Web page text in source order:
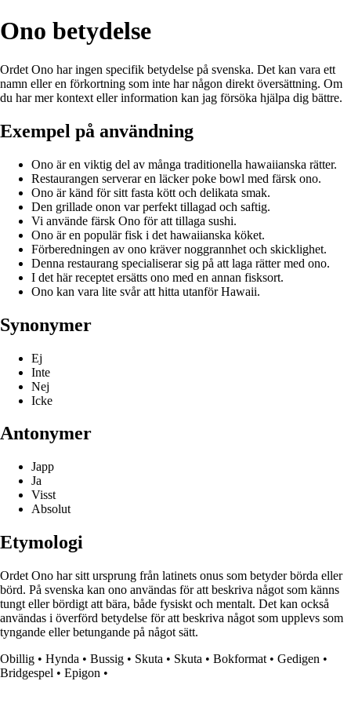
Ono betydelse
Ordet Ono har ingen specifik betydelse på svenska. Det kan vara ett
namn eller en förkortning som inte har någon direkt översättning. Om
du har mer kontext eller information kan jag försöka hjälpa dig bättre.
Exempel på användning
Ono är en viktig del av många traditionella hawaiianska rätter.
Restaurangen serverar en läcker poke bowl med färsk ono.
Ono är känd för sitt fasta kött och delikata smak.
Den grillade onon var perfekt tillagad och saftig.
Vi använde färsk Ono för att tillaga sushi.
Ono är en populär fisk i det hawaiianska köket.
Förberedningen av ono kräver noggrannhet och skicklighet.
Denna restaurang specialiserar sig på att laga rätter med ono.
I det här receptet ersätts ono med en annan fisksort.
Ono kan vara lite svår att hitta utanför Hawaii.
Synonymer
Ej
Inte
Nej
Icke
Antonymer
Japp
Ja
Visst
Absolut
Etymologi
Ordet Ono har sitt ursprung från latinets onus som betyder börda eller
börd. På svenska kan ono användas för att beskriva något som känns
tungt eller bördigt att bära, både fysiskt och mentalt. Det kan också
användas i överförd betydelse för att beskriva något som upplevs som
tyngande eller betungande på något sätt.
Obillig • Hynda • Bussig • Skuta • Skuta • Bokformat • Gedigen •
Bridgespel • Epigon •